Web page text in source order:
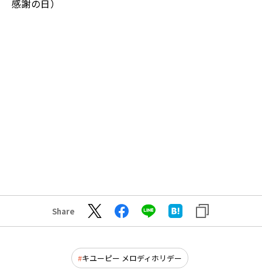
感謝の日）
Share
キユーピー メロディホリデー